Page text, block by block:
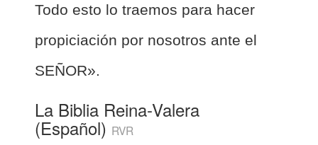
Todo esto lo traemos para hacer
propiciación por nosotros ante el
SEÑOR».
La Biblia Reina-Valera
(Español) RVR